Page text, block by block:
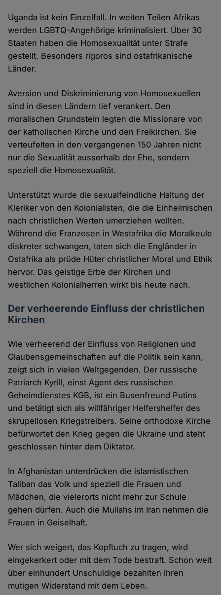
Uganda ist kein Einzelfall. In weiten Teilen Afrikas
werden LGBTQ-Angehörige kriminalisiert. Über 30
Staaten haben die Homosexualität unter Strafe
gestellt. Besonders rigoros sind ostafrikanische
Länder.
Aversion und Diskriminierung von Homosexuellen
sind in diesen Ländern tief verankert. Den
moralischen Grundstein legten die Missionare von
der katholischen Kirche und den Freikirchen. Sie
verteufelten in den vergangenen 150 Jahren nicht
nur die Sexualität ausserhalb der Ehe, sondern
speziell die Homosexualität.
Unterstützt wurde die sexualfeindliche Haltung der
Kleriker von den Kolonialisten, die die Einheimischen
nach christlichen Werten umerziehen wollten.
Während die Franzosen in Westafrika die Moralkeule
diskreter schwangen, taten sich die Engländer in
Ostafrika als prüde Hüter christlicher Moral und Ethik
hervor. Das geistige Erbe der Kirchen und
westlichen Kolonialherren wirkt bis heute nach.
Der verheerende Einfluss der christlichen
Kirchen
Wie verheerend der Einfluss von Religionen und
Glaubensgemeinschaften auf die Politik sein kann,
zeigt sich in vielen Weltgegenden. Der russische
Patriarch Kyrill, einst Agent des russischen
Geheimdienstes KGB, ist ein Busenfreund Putins
und betätigt sich als willfähriger Helfershelfer des
skrupellosen Kriegstreibers. Seine orthodoxe Kirche
befürwortet den Krieg gegen die Ukraine und steht
geschlossen hinter dem Diktator.
In Afghanistan unterdrücken die islamistischen
Taliban das Volk und speziell die Frauen und
Mädchen, die vielerorts nicht mehr zur Schule
gehen dürfen. Auch die Mullahs im Iran nehmen die
Frauen in Geiselhaft.
Wer sich weigert, das Kopftuch zu tragen, wird
eingekerkert oder mit dem Tode bestraft. Schon weit
über einhundert Unschuldige bezahlten ihren
mutigen Widerstand mit dem Leben.